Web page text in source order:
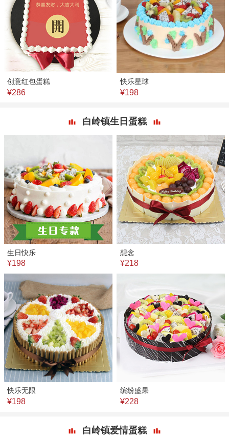
创意红包蛋糕
¥286
快乐星球
¥198
白岭镇生日蛋糕
生日快乐
¥198
想念
¥218
快乐无限
¥198
缤纷盛果
¥228
白岭镇爱情蛋糕